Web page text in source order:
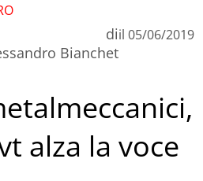
di
Bianchet
il 05/06/2019
alza la voce